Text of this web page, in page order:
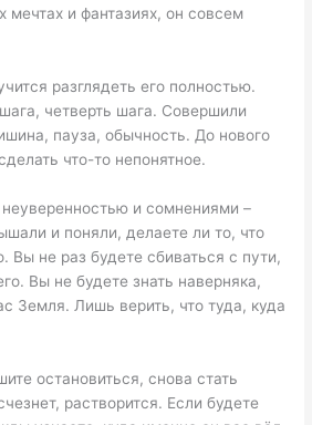
мечтах и фантазиях, он совсем
разглядеть его полностью.
четверть шага. Совершили
пауза, обычность. До нового
что-то непонятное.
и сомнениями –
и поняли, делаете ли то, что
Вы не раз будете сбиваться с пути,
Вы не будете знать наверняка,
Земля. Лишь верить, что туда, куда
остановиться, снова стать
растворится. Если будете